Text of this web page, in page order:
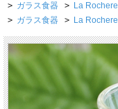
> ガラス食器 > La Rochere
> ガラス食器 > La Rochere